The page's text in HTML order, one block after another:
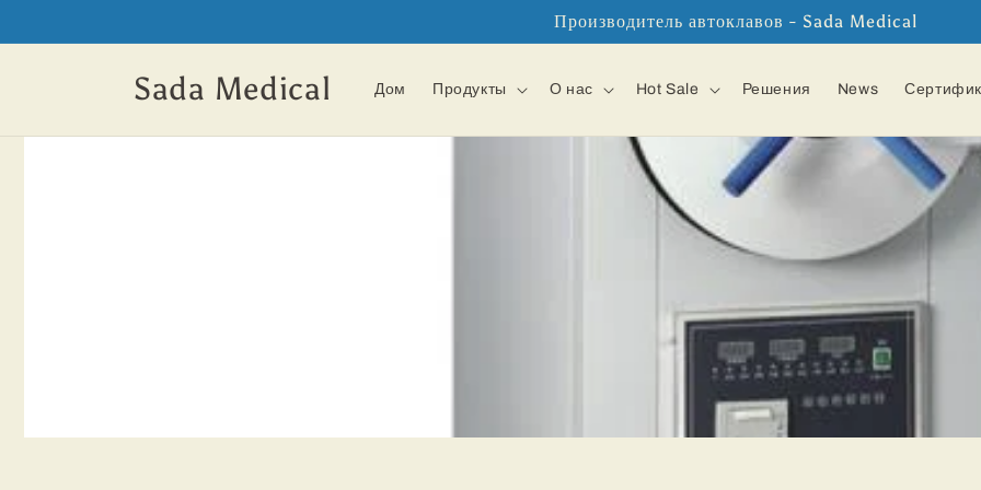
контенту
Производитель автоклавов - Sada Medical
Sada Medical Дом Продукты О нас Hot Sale Решения News